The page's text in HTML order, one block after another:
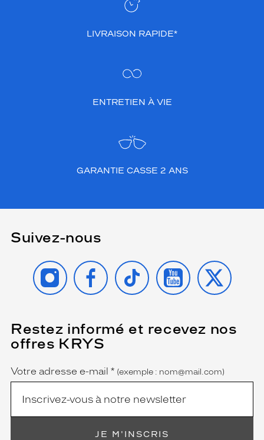
LIVRAISON RAPIDE*
ENTRETIEN À VIE
GARANTIE CASSE 2 ANS
Suivez-nous
INSTAGRAMFACEBOOK
TIKTOK YOUTUBE
X
Restez informé et recevez nos
offres KRYS
Name
Votre adresse e-mail *
(Ce
champ
est
obligatoire)
(exemple : nom@mail.com)
JE M'INSCRIS